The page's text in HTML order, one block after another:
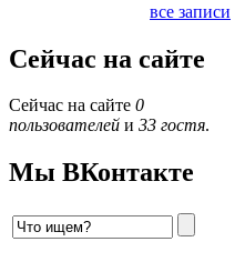
все записи
Сейчас на сайте
Сейчас на сайте 0
пользователей и 33 гостя.
Мы ВКонтакте